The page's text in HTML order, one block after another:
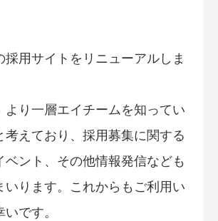
採用サイトをリニューアルしま
より一層エイチームを知ってい
考えており、採用募集に関する
ベント、その他情報発信なども
いります。これからもご利用い
です。